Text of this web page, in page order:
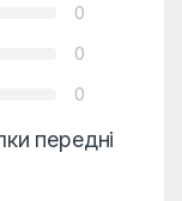
0
0
0
передні